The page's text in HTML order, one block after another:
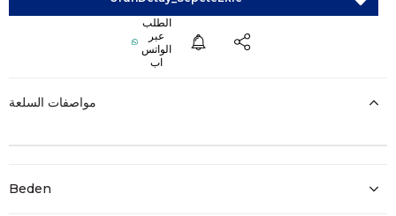
مواصفات السلعة
Beden